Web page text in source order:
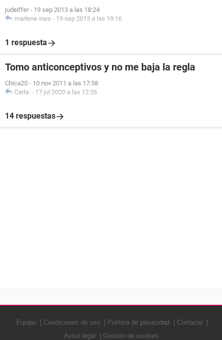
judeiffer - 19 sep 2013 a las 18:24
marlene-ines - 19 sep 2013 a las 19:16
1 respuesta
Tomo anticonceptivos y no me baja la regla
Chica20 - 10 nov 2011 a las 17:58
Carla. - 17 jul 2020 a las 12:26
14 respuestas
Equipo Condiciones de uso Política de privacidad
Contacto
Aviso legal
Gestión de cookies